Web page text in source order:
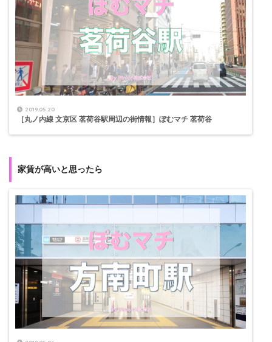
2019.05.20
［丸ノ内線 文京区 茗荷谷駅周辺の街情報］ぽむマチ 茗荷谷
家賃が高いと思ったら